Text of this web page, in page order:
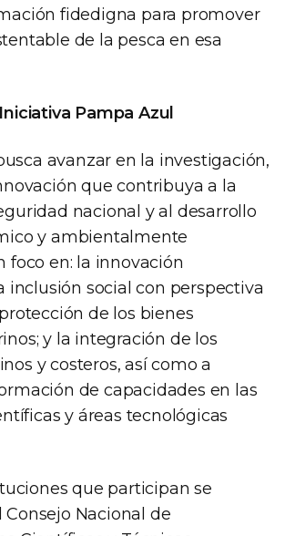
fidedigna para promover
de la pesca en esa
Pampa Azul
avanzar en la investigación,
que contribuya a la
nacional y al desarrollo
y ambientalmente
foco en: la innovación
inclusión social con perspectiva
de los bienes
y la integración de los
y costeros, así como a
de capacidades en las
y áreas tecnológicas
que participan se
Nacional de